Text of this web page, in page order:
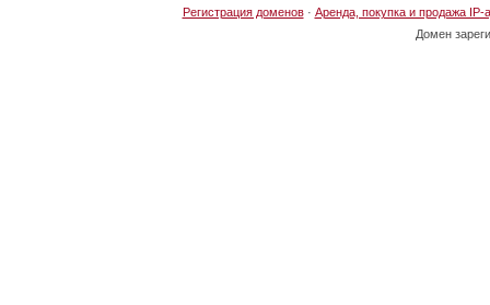
Регистрация доменов· Аренда, покупка и продажа IP-
Домен